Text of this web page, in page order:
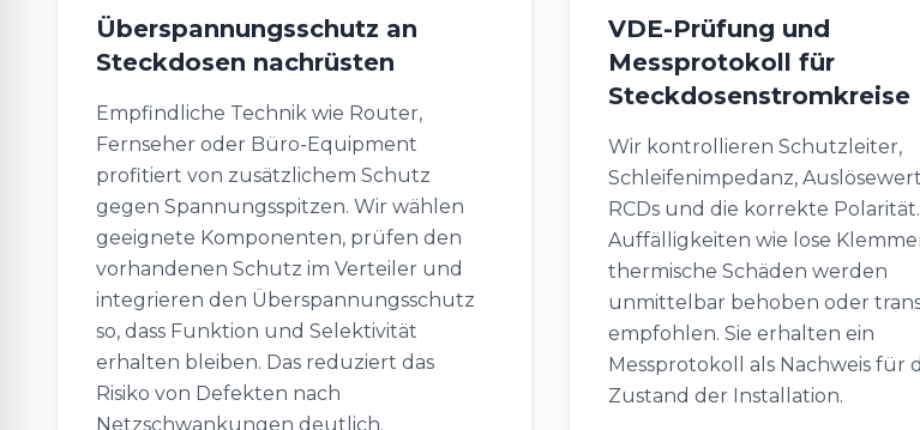
Überspannungsschutz an
Steckdosen nachrüsten
Empfindliche Technik wie Router,
Fernseher oder Büro-Equipment
profitiert von zusätzlichem Schutz
gegen Spannungsspitzen. Wir wählen
geeignete Komponenten, prüfen den
vorhandenen Schutz im Verteiler und
integrieren den Überspannungsschutz
so, dass Funktion und Selektivität
erhalten bleiben. Das reduziert das
Risiko von Defekten nach
Netzschwankungen deutlich.
VDE-Prüfung und
Messprotokoll für
Steckdosenstromkreise
Wir kontrollieren Schutzleiter,
Schleifenimpedanz,
RCDs und die korrekte Polarität.
Auffälligkeiten wie lose
thermische Schäden werden
unmittelbar behoben oder
empfohlen. Sie erhalten ein
Messprotokoll als Nachweis für
Zustand der Installation.